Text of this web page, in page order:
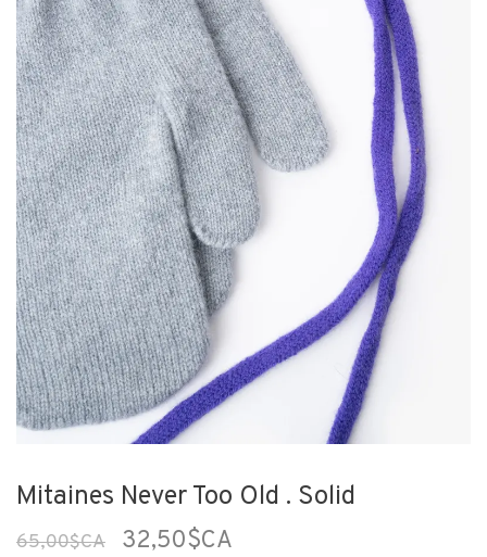
Mitaines Never Too Old . Solid
65,00$CA 32,50$CA